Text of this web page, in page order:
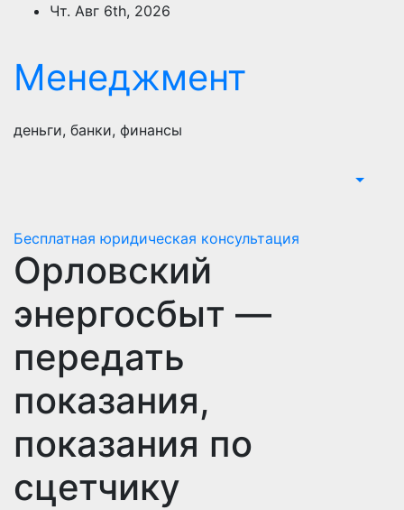
ПерейтиЧт. Авг 6th, 2026
Менеджмент
деньги, банки, финансы
Бесплатная юридическая консультация
Орловский
энергосбыт —
передать
показания,
показания по
сцетчику